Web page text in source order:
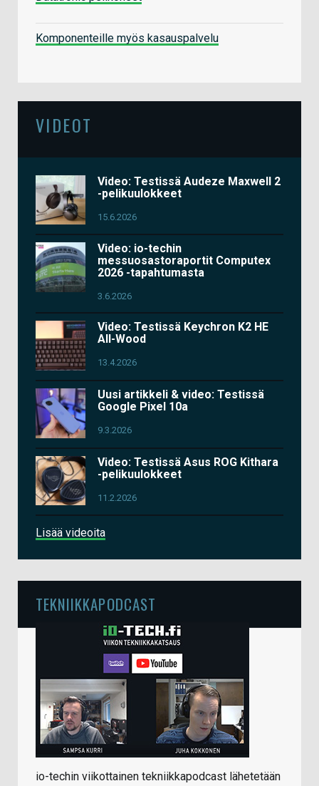
Komponenteille myös kasauspalvelu
VIDEOT
Video: Testissä Audeze Maxwell 2
-pelikuulokkeet
15.6.2026
Video: io-techin
messuosastoraportit Computex
2026 -tapahtumasta
3.6.2026
Video: Testissä Keychron K2 HE
All-Wood
13.4.2026
Uusi artikkeli & video: Testissä
Google Pixel 10a
9.3.2026
Video: Testissä Asus ROG Kithara
-pelikuulokkeet
11.2.2026
Lisää videoita
TEKNIIKKAPODCAST
io-techin viikottainen tekniikkapodcast lähetetään